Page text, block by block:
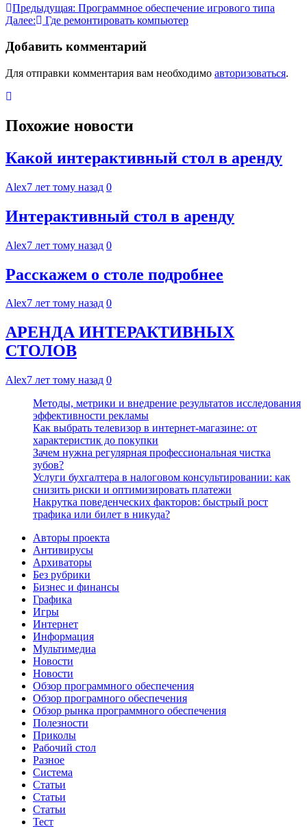
Навигация
по
записям
Предыдущая: Программное обеспечение игрового типа
Далее:
Где ремонтировать компьютер
Добавить комментарий
Для отправки комментария вам необходимо авторизоваться.
Похожие новости
Какой интерактивный стол в аренду
Alex7 лет тому назад 0
Интерактивный стол в аренду
Alex7 лет тому назад 0
Расскажем о столе подробнее
Alex7 лет тому назад 0
АРЕНДА ИНТЕРАКТИВНЫХ
СТОЛОВ
Alex7 лет тому назад 0
Методы, метрики и внедрение результатов исследования
эффективности рекламы
Как выбрать телевизор в интернет-магазине: от
характеристик до покупки
Зачем нужна регулярная профессиональная чистка
зубов?
Услуги бухгалтера в налоговом консультировании: как
снизить риски и оптимизировать платежи
Накрутка поведенческих факторов: быстрый рост
трафика или билет в никуда?
Авторы проекта
Антивирусы
Архиваторы
Без рубрики
Бизнес и финансы
Графика
Игры
Интернет
Информация
Мультимедиа
Новости
Новости
Обзор программного обеспечения
Обзор програмного обеспечения
Обзор рынка программного обеспечения
Полезности
Приколы
Рабочий стол
Разное
Система
Статьи
Статьи
Статьи
Тест